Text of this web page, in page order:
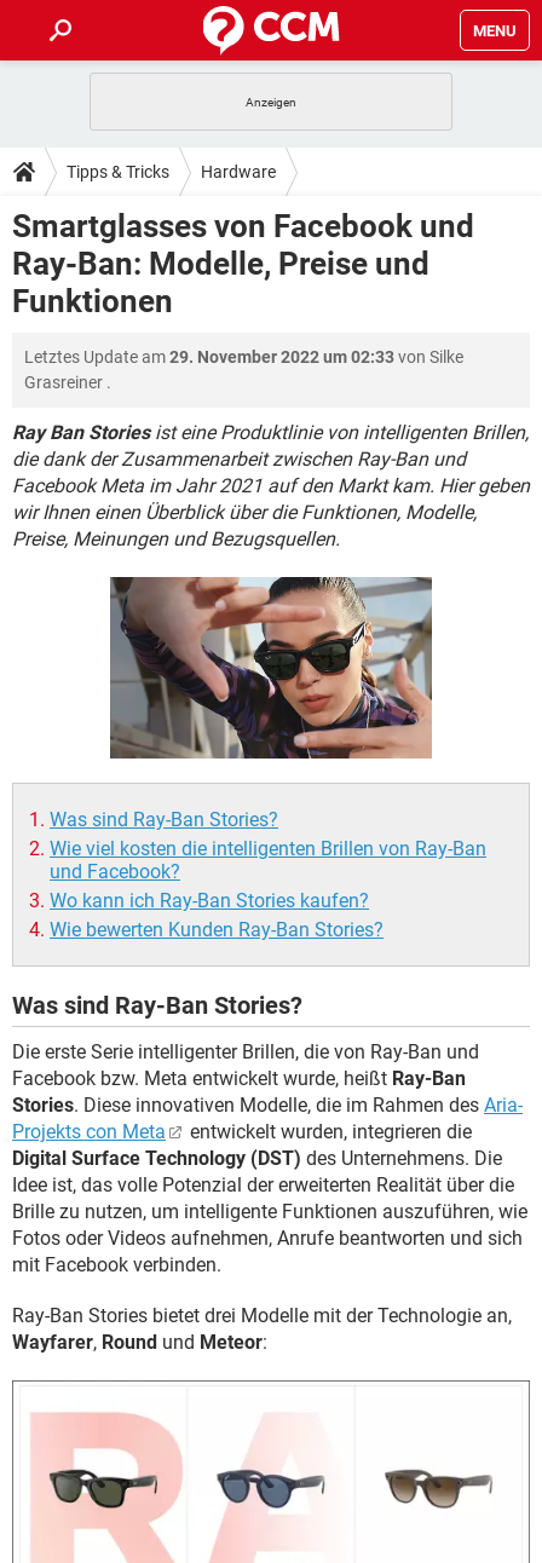
MENU
ANDROID IOS
WINDOWS 10 INSTAGRAM
WHATSAPP TIKTOK
FACEBOOK
TIPPS & TRICKS
SPIELE
ANDROID IOS
WINDOWS 10
FACEBOOK HARDWARE
DOWNLOADS
SPIELE STREAMING
ANDROID
WHATSAPP
FACEBOOK HARDWARE
FORUM
ANDROID IOS
WHATSAPP
FACEBOOK HARDWARE
SPIELE
ANDROID IOS
WINDOWS 10 INSTAGRAM
WHATSAPP TIKTOK
FACEBOOK HARDWARE
Tipps & Tricks Hardware
Smartglasses von Facebook und
Ray-Ban: Modelle, Preise und
Funktionen
Letztes Update am29. November 2022 um 02:33von Silke
Grasreiner .
Ray Ban Storiesist eine Produktlinie von intelligenten Brillen,
die dank der Zusammenarbeit zwischen Ray-Ban und
Facebook Meta im Jahr 2021 auf den Markt kam. Hier geben
wir Ihnen einen Überblick über die Funktionen, Modelle,
Preise, Meinungen und Bezugsquellen.
Was sind Ray-Ban Stories?
Wie viel kosten die intelligenten Brillen von Ray-Ban
und Facebook?
Wo kann ich Ray-Ban Stories kaufen?
Wie bewerten Kunden Ray-Ban Stories?
Was sind Ray-Ban Stories?
Die erste Serie intelligenter Brillen, die von Ray-Ban und
Facebook bzw. Meta entwickelt wurde, heißt Ray-Ban
Stories. Diese innovativen Modelle, die im Rahmen des Aria-
Projekts con Meta
entwickelt wurden, integrieren die
Digital Surface Technology (DST) des Unternehmens. Die
Idee ist, das volle Potenzial der erweiterten Realität über die
Brille zu nutzen, um intelligente Funktionen auszuführen, wie
Fotos oder Videos aufnehmen, Anrufe beantworten und sich
mit Facebook verbinden.
Ray-Ban Stories bietet drei Modelle mit der Technologie an,
Wayfarer, Round und Meteor: